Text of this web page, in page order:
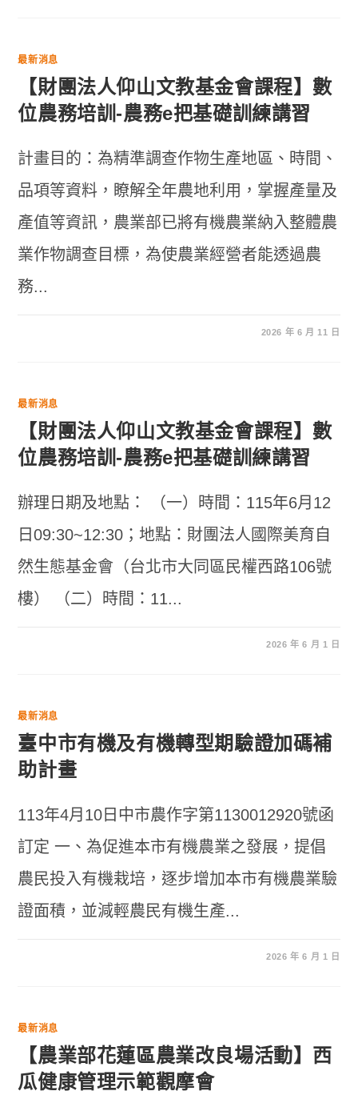
最新消息
【財團法人仰山文教基金會課程】數
位農務培訓-農務e把基礎訓練講習
計畫目的：為精準調查作物生產地區、時間、
品項等資料，瞭解全年農地利用，掌握產量及
產值等資訊，農業部已將有機農業納入整體農
業作物調查目標，為使農業經營者能透過農
務...
2026 年 6 月 11 日
最新消息
【財團法人仰山文教基金會課程】數
位農務培訓-農務e把基礎訓練講習
辦理日期及地點： （一）時間：115年6月12
日09:30~12:30；地點：財團法人國際美育自
然生態基金會（台北市大同區民權西路106號
樓） （二）時間：11...
2026 年 6 月 1 日
最新消息
臺中市有機及有機轉型期驗證加碼補
助計畫
113年4月10日中市農作字第1130012920號函
訂定 一、為促進本市有機農業之發展，提倡
農民投入有機栽培，逐步增加本市有機農業驗
證面積，並減輕農民有機生產...
2026 年 6 月 1 日
最新消息
【農業部花蓮區農業改良場活動】西
瓜健康管理示範觀摩會